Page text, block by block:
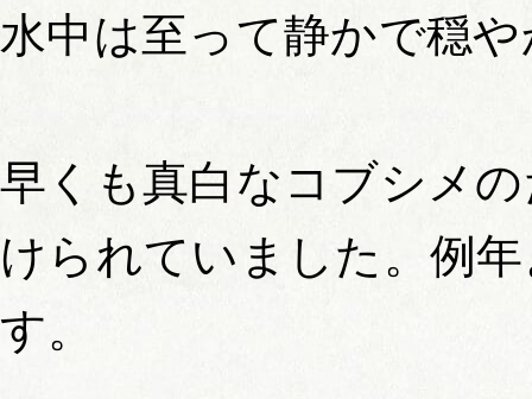
水中は至って静かで穏
早くも真白なコブシメ
けられていました。例
す。